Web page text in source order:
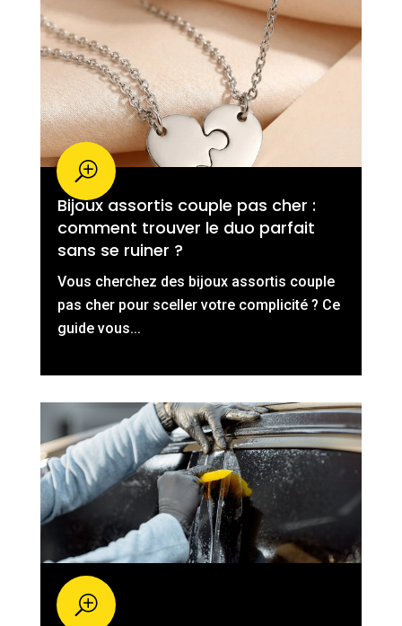
Bijoux assortis couple pas cher :
comment trouver le duo parfait
sans se ruiner ?
Vous cherchez des bijoux assortis couple
pas cher pour sceller votre complicité ? Ce
guide vous...